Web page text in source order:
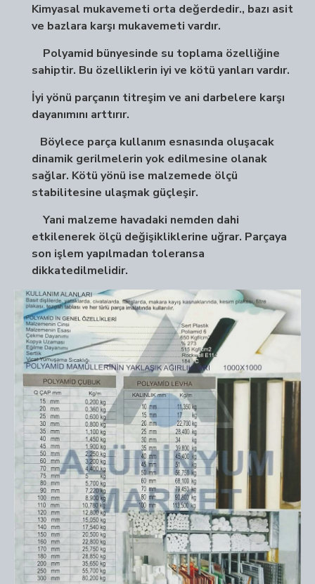
Kimyasal mukavemeti orta değerdedir., bazı asit
ve bazlara karşı mukavemeti vardır.
Polyamid bünyesinde su toplama özelliğine
sahiptir. Bu özelliklerin iyi ve kötü yanları vardır.
İyi yönü parçanın titreşim ve ani darbelere karşı
dayanımını arttırır.
Böylece parça kullanım esnasında oluşacak
dinamik gerilmelerin yok edilmesine olanak
sağlar. Kötü yönü ise malzemede ölçü
stabilitesine ulaşmak güçleşir.
Yani malzeme havadaki nemden dahi
etkilenerek ölçü değişikliklerine uğrar. Parçaya
son işlem yapılmadan toleransa
dikkatedilmelidir.